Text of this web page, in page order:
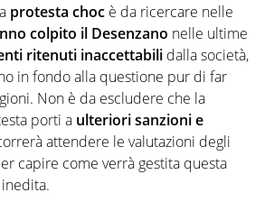
protesta choc è da ricercare nelle
colpito il Desenzano nelle ultime
ritenuti inaccettabili dalla società,
in fondo alla questione pur di far
Non è da escludere che la
porti a ulteriori sanzioni e
attendere le valutazioni degli
capire come verrà gestita questa